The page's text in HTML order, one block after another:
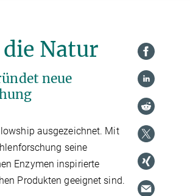
Natur
neue
ausgezeichnet. Mit
seine
Enzymen inspirierte
Produkten geeignet sind.